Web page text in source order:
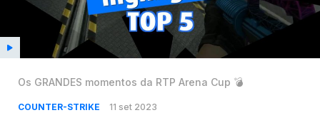
Os GRANDES momentos da RTP Arena Cup 💣
COUNTER-STRIKE 11 set 2023